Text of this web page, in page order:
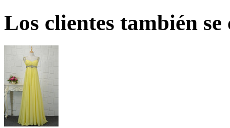
Los clientes también se